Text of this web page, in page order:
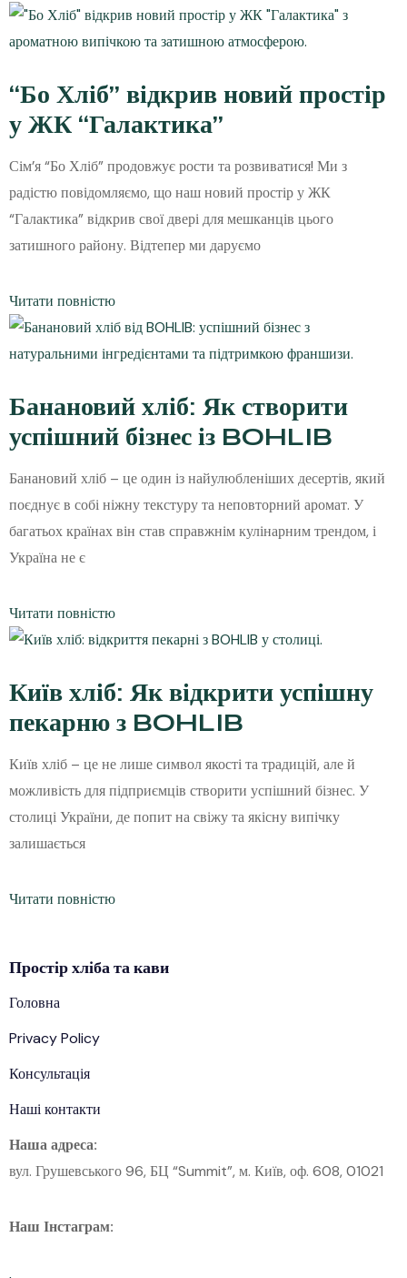
“Бо Хліб” відкрив новий простір
у ЖК “Галактика”
Сім’я “Бо Хліб” продовжує рости та розвиватися! Ми з
радістю повідомляємо, що наш новий простір у ЖК
“Галактика” відкрив свої двері для мешканців цього
затишного району. Відтепер ми даруємо
Читати повністю
Банановий хліб: Як створити
успішний бізнес із BOHLIB
Банановий хліб – це один із найулюбленіших десертів, який
поєднує в собі ніжну текстуру та неповторний аромат. У
багатьох країнах він став справжнім кулінарним трендом, і
Україна не є
Читати повністю
Київ хліб: Як відкрити успішну
пекарню з BOHLIB
Київ хліб – це не лише символ якості та традицій, але й
можливість для підприємців створити успішний бізнес. У
столиці України, де попит на свіжу та якісну випічку
залишається
Читати повністю
Простірхлібата кави
Головна
Privacy Policy
Консультація
Наші контакти
Наша адреса:
вул. Грушевського 96, БЦ “Summit”, м. Київ, оф. 608, 01021
Наш Інстаграм: